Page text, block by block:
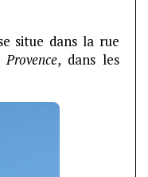
situe dans la rue
, dans les